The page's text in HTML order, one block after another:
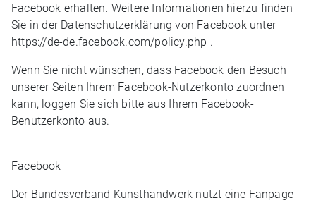
Facebook erhalten. Weitere Informationen hierzu finden
Sie in der Datenschutzerklärung von Facebook unter
https://de-de.facebook.com/policy.php .
Wenn Sie nicht wünschen, dass Facebook den Besuch
unserer Seiten Ihrem Facebook-Nutzerkonto zuordnen
kann, loggen Sie sich bitte aus Ihrem Facebook-
Benutzerkonto aus.
Facebook
Der Bundesverband Kunsthandwerk nutzt eine Fanpage